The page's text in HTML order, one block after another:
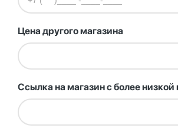
Цена другого магазина
Ссылка на магазин с более низкой